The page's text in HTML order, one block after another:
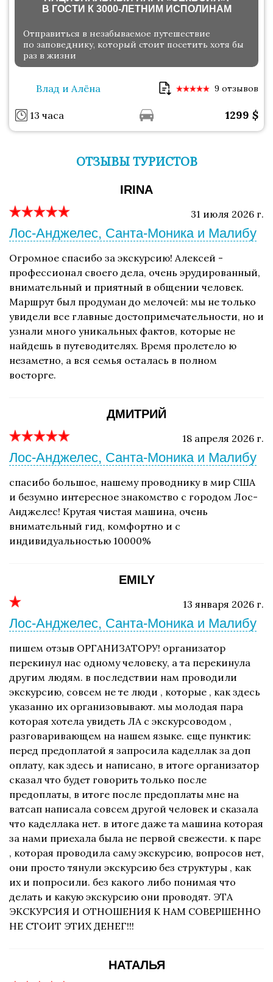
В ГОСТИ К 3000-ЛЕТНИМ ИСПОЛИНАМ
Отправиться в незабываемое путешествие
по заповеднику, который стоит посетить хотя бы
раз в жизни
Влад и Алёна 9 отзывов
13 часа 1299 $
ОТЗЫВЫ ТУРИСТОВ
IRINA
31 июля 2026 г.
Лос-Анджелес, Санта-Моника и Малибу
Огромное спасибо за экскурсию! Алексей -
профессионал своего дела, очень эрудированный,
внимательный и приятный в общении человек.
Маршрут был продуман до мелочей: мы не только
увидели все главные достопримечательности, но и
узнали много уникальных фактов, которые не
найдешь в путеводителях. Время пролетело ю
незаметно, а вся семья осталась в полном
восторге.
ДМИТРИЙ
18 апреля 2026 г.
Лос-Анджелес, Санта-Моника и Малибу
спасибо большое, нашему проводнику в мир США
и безумно интересное знакомство с городом Лос-
Анджелес! Крутая чистая машина, очень
внимательный гид, комфортно и с
индивидуальностью 10000%
EMILY
13 января 2026 г.
Лос-Анджелес, Санта-Моника и Малибу
пишем отзыв ОРГАНИЗАТОРУ! организатор
перекинул нас одному человеку, а та перекинула
другим людям. в последствии нам проводили
экскурсию, совсем не те люди , которые , как здесь
указанно их организовывают. мы молодая пара
которая хотела увидеть ЛА с экскурсоводом ,
разговаривающем на нашем языке. еще пунктик:
перед предоплатой я запросила каделлак за доп
оплату, как здесь и написано, в итоге организатор
сказал что будет говорить только после
предоплаты, в итоге после предоплаты мне на
ватсап написала совсем другой человек и сказала
что каделлака нет. в итоге даже та машина которая
за нами приехала была не первой свежести. к паре
, которая проводила саму экскурсию, вопросов нет,
они просто тянули экскурсию без структуры , как
их и попросили. без какого либо понимая что
делать и какую экскурсию они проводят. ЭТА
ЭКСКУРСИЯ И ОТНОШЕНИЯ К НАМ СОВЕРШЕННО
НЕ СТОИТ ЭТИХ ДЕНЕГ!!!
НАТАЛЬЯ